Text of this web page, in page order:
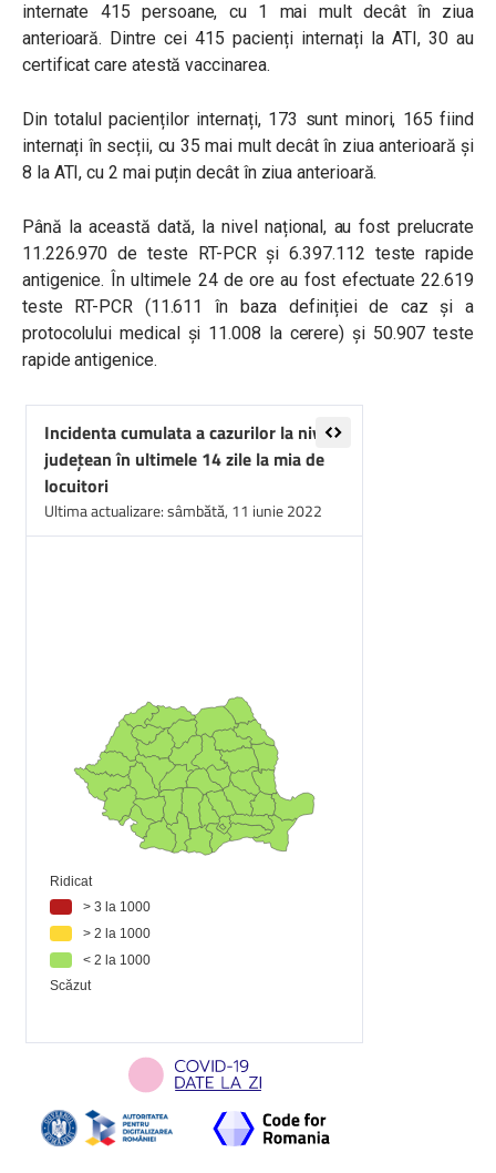
internate 415 persoane, cu 1 mai mult decât în ziua
anterioară. Dintre cei 415 pacienți internați la ATI, 30 au
certificat care atestă vaccinarea.
Din totalul pacienților internați, 173 sunt minori, 165 fiind
internați în secții, cu 35 mai mult decât în ziua anterioară și
8 la ATI, cu 2 mai puțin decât în ziua anterioară.
Până la această dată, la nivel național, au fost prelucrate
11.226.970 de teste RT-PCR și 6.397.112 teste rapide
antigenice. În ultimele 24 de ore au fost efectuate 22.619
teste RT-PCR (11.611 în baza definiției de caz și a
protocolului medical și 11.008 la cerere) și 50.907 teste
rapide antigenice.